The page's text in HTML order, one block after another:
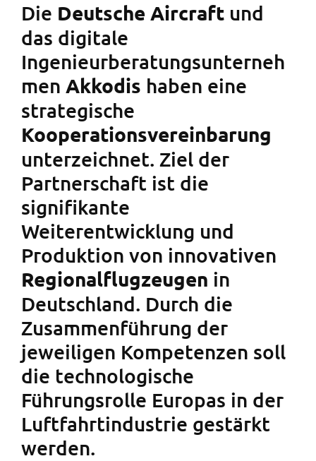
Die Deutsche Aircraft und
das digitale
Ingenieurberatungsunterneh
men Akkodis haben eine
strategische
Kooperationsvereinbarung
unterzeichnet. Ziel der
Partnerschaft ist die
signifikante
Weiterentwicklung und
Produktion von innovativen
Regionalflugzeugen in
Deutschland. Durch die
Zusammenführung der
jeweiligen Kompetenzen soll
die technologische
Führungsrolle Europas in der
Luftfahrtindustrie gestärkt
werden.